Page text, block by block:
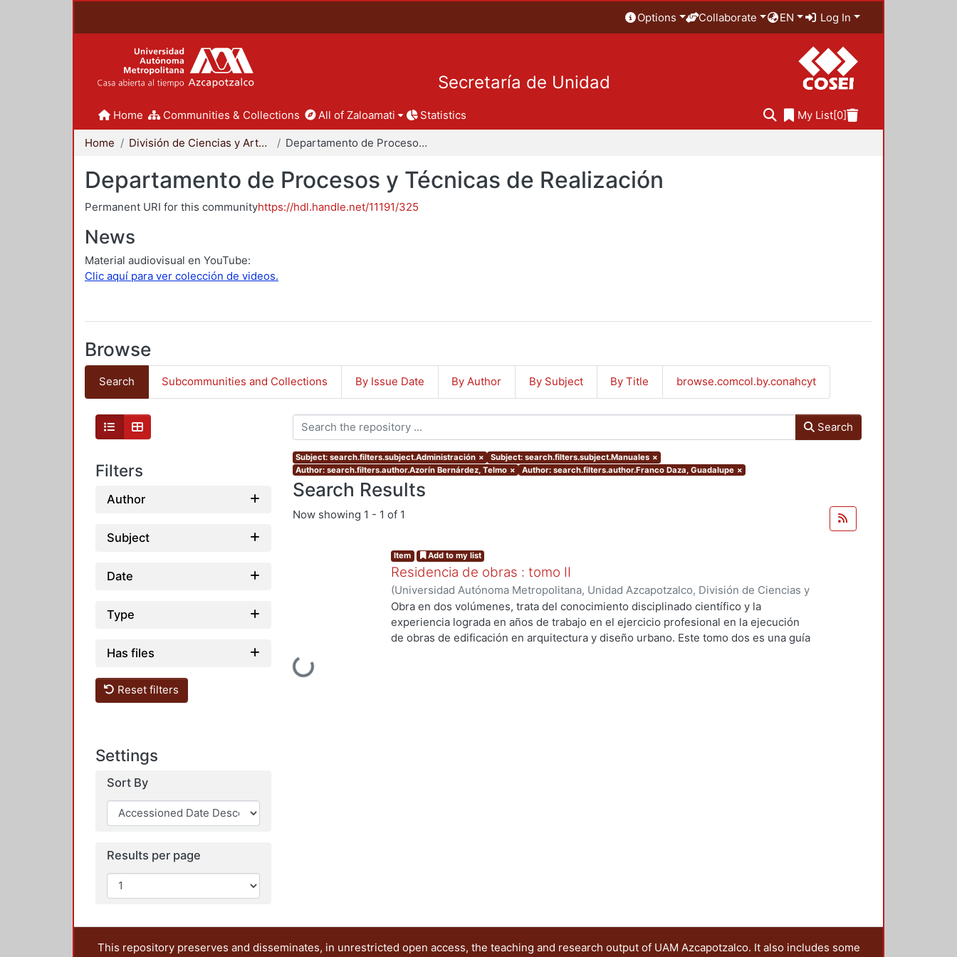
Options Collaborate EN Log In
Secretaría de Unidad
Home Communities & Collections All of Zaloamati Statistics My List[0]
Home División de Ciencias y Artes para el Diseño Departamento de Procesos y Técnicas de Realización
Departamento de Procesos y Técnicas de Realización
Permanent URI for this communityhttps://hdl.handle.net/11191/325
News
Material audiovisual en YouTube:
Clic aquí para ver colección de videos.
Browse
Search Subcommunities and Collections By Issue Date By Author By Subject By Title browse.comcol.by.conahcyt
Filters
Author
Subject
Date
Type
Has files
Reset filters
Settings
Sort By
Results per page
Search
Subject: search.filters.subject.Administración × Subject: search.filters.subject.Manuales ×
Author: search.filters.author.Azorín Bernárdez, Telmo × Author: search.filters.author.Franco Daza, Guadalupe ×
Search Results
Now showing 1 - 1 of 1
Loading...
Item Add to my list
Residencia de obras : tomo II
(Universidad Autónoma Metropolitana, Unidad Azcapotzalco, División de Ciencias y
Artes para el Diseño, Departamento de Procesos y Técnicas de Realización
Jiménez Trejo, Joaquín ;Azorín Bernárdez, Telmo;Cervantes Abarca, Alejandro;
Franco Daza, Guadalupe;Poó Rubio, Aurora, coordinadora
Obra en dos volúmenes, trata del conocimiento disciplinado científico y la
experiencia lograda en años de trabajo en el ejercicio profesional en la ejecución
de obras de edificación en arquitectura y diseño urbano. Este tomo dos es una guía
This repository preserves and disseminates, in unrestricted open access, the teaching and research output of UAM Azcapotzalco. It also includes some